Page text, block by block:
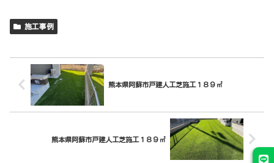
施工事例
熊本県阿蘇市戸建人工芝施工１８９㎡
熊本県阿蘇市戸建人工芝施工１８９㎡